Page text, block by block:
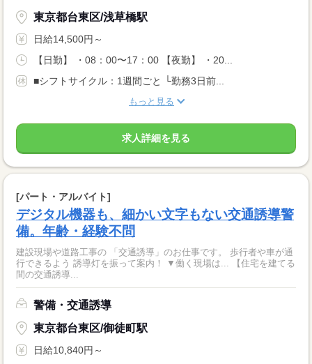
東京都台東区/浅草橋駅
日給14,500円～
【日勤】 ・08：00〜17：00 【夜勤】 ・20...
■シフトサイクル：1週間ごと └勤務3日前...
もっと見る
求人詳細を見る
[パート・アルバイト]
デジタル機器も、細かい文字もない交通誘導警
備。年齢・経験不問
建設現場や道路工事の 「交通誘導」のお仕事です。 歩行者や車が通
行できるよう 誘導灯を振って案内！ ▼働く現場は... 【住宅を建てる
間の交通誘導...
警備・交通誘導
東京都台東区/御徒町駅
日給10,840円～